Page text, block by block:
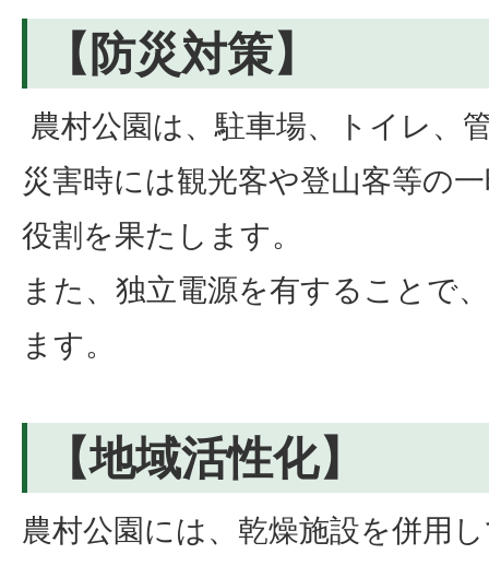
【防災対策】
農村公園は、駐車場、トイレ、
災害時には観光客や登山客等の
役割を果たします。
また、独立電源を有することで
ます。
【地域活性化】
農村公園には、乾燥施設を併用